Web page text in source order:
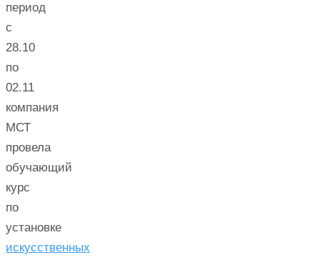
период
с
28.10
по
02.11
компания
МСТ
провела
обучающий
курс
по
установке
искусственных